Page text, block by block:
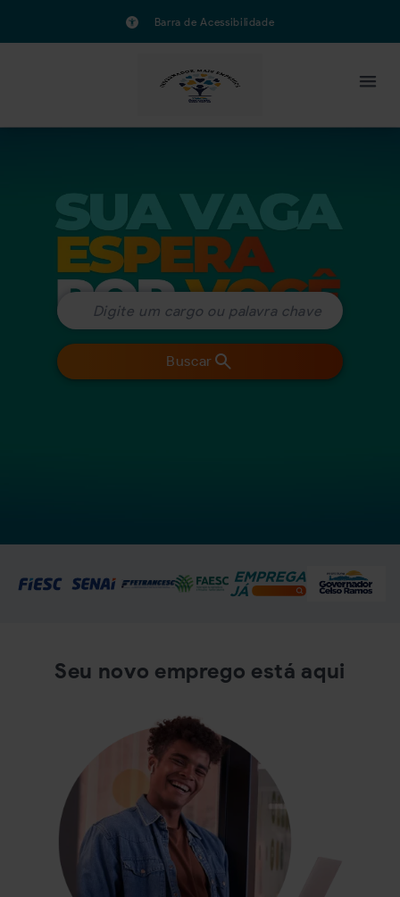
Barra de Acessibilidade
Buscar
Seu novo emprego está aqui